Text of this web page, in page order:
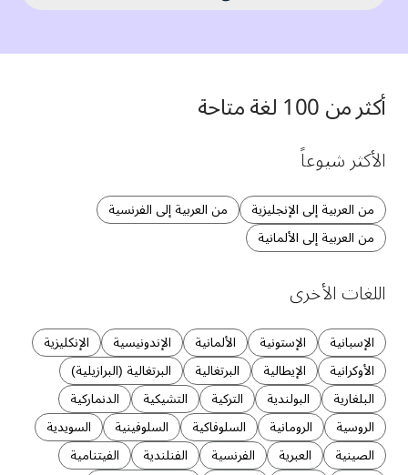
أكثر من 100 لغة متاحة
الأكثر شيوعاً
من العربية إلى الإنجليزية
من العربية إلى الفرنسية
من العربية إلى الألمانية
اللغات الأخرى
الإسبانية الإستونية الألمانية الإندونيسية
الإنكليزية
الأوكرانية
الإيطالية البرتغالية
البرتغالية (البرازيلية)
البلغارية
البولندية التركية التشيكية
الدنماركية
الروسية
الرومانية السلوفاكية السلوفينية
السويدية
الصينية
العبرية الفرنسية الفنلندية
الفيتنامية